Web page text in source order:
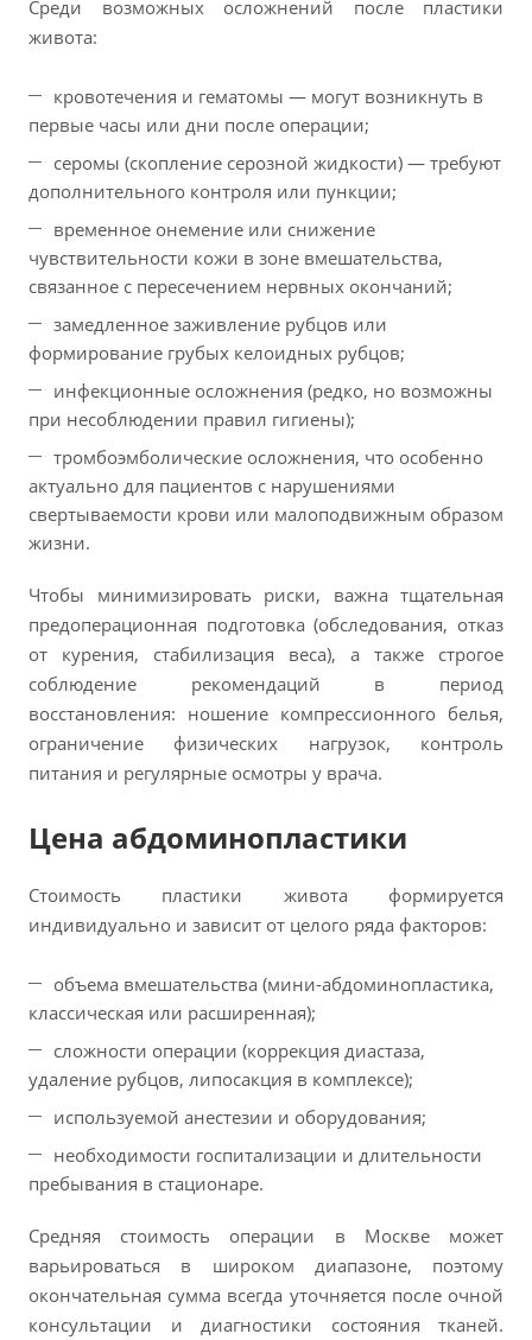
Среди возможных осложнений после пластики
живота:
кровотечения и гематомы — могут возникнуть в
первые часы или дни после операции;
серомы (скопление серозной жидкости) — требуют
дополнительного контроля или пункции;
временное онемение или снижение
чувствительности кожи в зоне вмешательства,
связанное с пересечением нервных окончаний;
замедленное заживление рубцов или
формирование грубых келоидных рубцов;
инфекционные осложнения (редко, но возможны
при несоблюдении правил гигиены);
тромбоэмболические осложнения, что особенно
актуально для пациентов с нарушениями
свертываемости крови или малоподвижным образом
жизни.
Чтобы минимизировать риски, важна тщательная
предоперационная подготовка (обследования, отказ
от курения, стабилизация веса), а также строгое
соблюдение рекомендаций в период
восстановления: ношение компрессионного белья,
ограничение физических нагрузок, контроль
питания и регулярные осмотры у врача.
Цена абдоминопластики
Стоимость пластики живота формируется
индивидуально и зависит от целого ряда факторов:
объема вмешательства (мини-абдоминопластика,
классическая или расширенная);
сложности операции (коррекция диастаза,
удаление рубцов, липосакция в комплексе);
используемой анестезии и оборудования;
необходимости госпитализации и длительности
пребывания в стационаре.
Средняя стоимость операции в Москве может
варьироваться в широком диапазоне, поэтому
окончательная сумма всегда уточняется после очной
консультации и диагностики состояния тканей.